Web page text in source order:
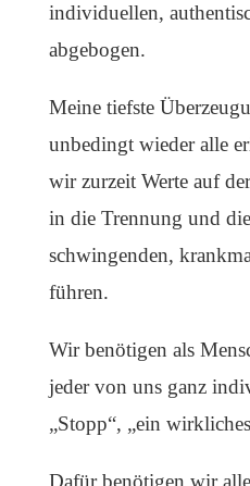
individuellen,
abgebogen.
Meine tiefste
unbedingt wieder alle
wir zurzeit Werte auf
in die Trennung und
schwingenden,
führen.
Wir benötigen als
jeder von uns ganz
„Stopp“, „ein
Dafür benötigen wir